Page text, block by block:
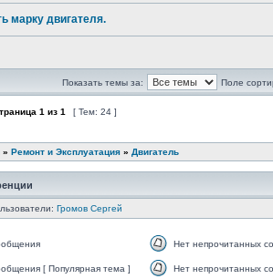
марку двигателя.
Показать темы за: Поле
1 из 1 [ Тем: 24 ]
» Ремонт и Эксплуатация » Двигатель
Громов Сергей
Нет непрочитанных
[ Популярная тема ] Нет непрочитанных